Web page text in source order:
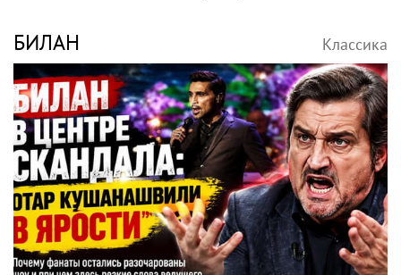
БИЛАН Классика